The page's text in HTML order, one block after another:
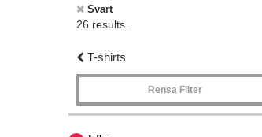
Svart
26 results.
T-shirts
Rensa Filter